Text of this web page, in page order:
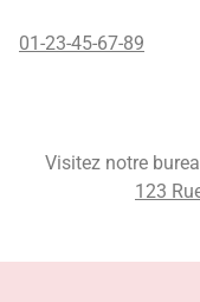
01-23-45-67-89
Visitez notre
123